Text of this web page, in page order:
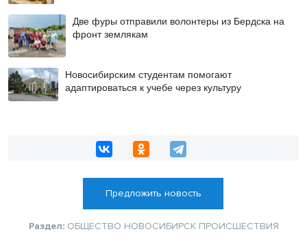
Две фуры отправили волонтеры из Бердска на
фронт землякам
Новосибирским студентам помогают
адаптироваться к учебе через культуру
Предложить новость
Раздел: ОБЩЕСТВО НОВОСИБИРСК ПРОИСШЕСТВИЯ